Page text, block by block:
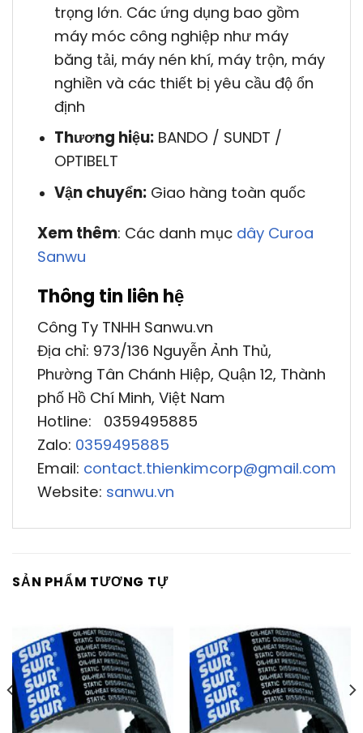
trọng lớn. Các ứng dụng bao gồm
máy móc công nghiệp như máy
băng tải, máy nén khí, máy trộn, máy
nghiền và các thiết bị yêu cầu độ ổn
định
Thương hiệu:BANDO / SUNDT /
OPTIBELT
Vận chuyển:Giao hàng toàn quốc
Xem thêm: Các danh mục dây Curoa
Sanwu
Thông tin liên hệ
Công Ty TNHH Sanwu.vn
Địa chỉ: 973/136 Nguyễn Ảnh Thủ,
Phường Tân Chánh Hiệp, Quận 12, Thành
phố Hồ Chí Minh, Việt Nam
Hotline: 0359495885
Zalo: 0359495885
Email: contact.thienkimcorp@gmail.com
Website: sanwu.vn
SẢN PHẨM TƯƠNG TỰ